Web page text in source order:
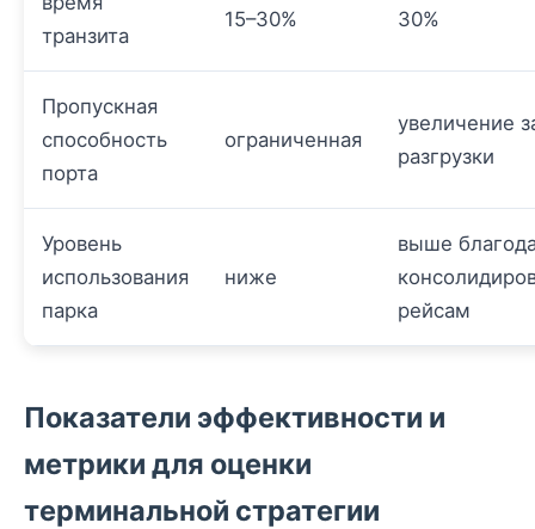
транзита
15–30%
30%
Пропускная
способность
порта
ограниченная
увеличение
разгрузки
Уровень
использования
парка
ниже
выше
рейсам
Показатели эффективности и
метрики для оценки
терминальной стратегии